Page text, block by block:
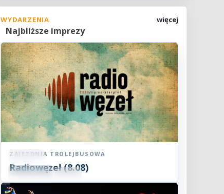
WYDARZENIA
Najbliższe imprezy
więcej
Koncert
08 SIE
2026
ZAJEZDNIA TROLEJBUSOWA
Radiowęzeł (8.08)